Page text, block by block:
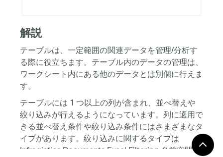
解説
テーブルは、一定範囲の関連データを管理/分析す
る際に役立ちます。テーブル内のデータの管理は、
ワークシート内にある他のデータとは別個に行えま
す。
テーブルには 1 つ以上の列が含まれ、並べ替えや
絞り込みが行えるようになっています。列に適用で
きる並べ替え条件や絞り込み条件にはさまざまなタ
イプがあります。絞り込みに関するタイプは
Infragistics.Documents.Excel.Filtering 名前空間で